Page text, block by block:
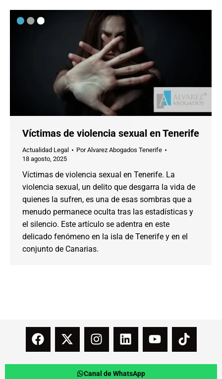
Víctimas de violencia sexual en Tenerife
Actualidad Legal PorAlvarez Abogados Tenerife
18 agosto, 2025
Víctimas de violencia sexual en Tenerife. La
violencia sexual, un delito que desgarra la vida de
quienes la sufren, es una de esas sombras que a
menudo permanece oculta tras las estadísticas y
el silencio. Este artículo se adentra en este
delicado fenómeno en la isla de Tenerife y en el
conjunto de Canarias.
Canal de WhatsApp